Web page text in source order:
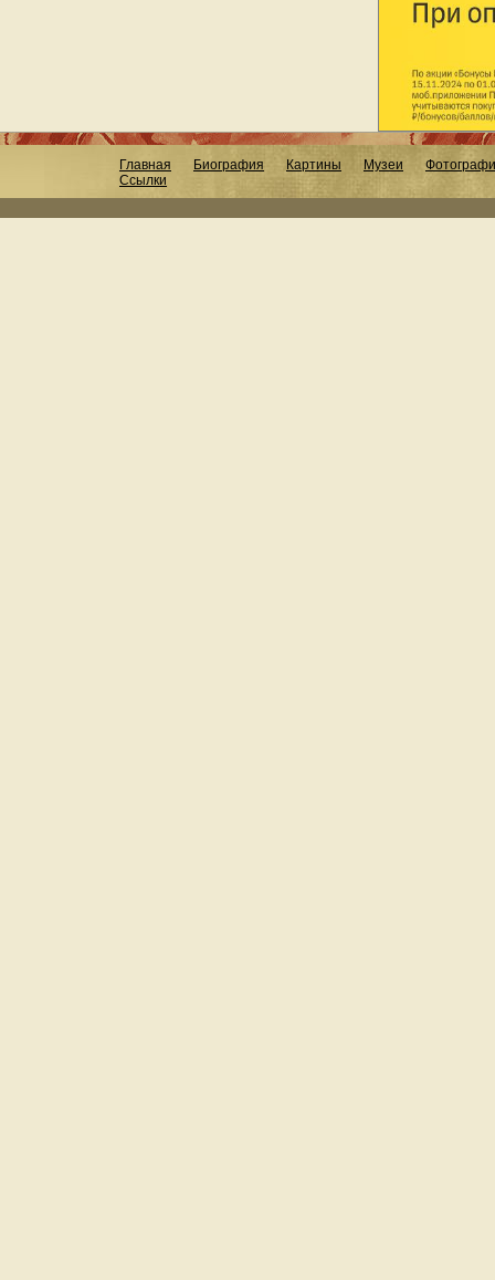
Главная Биография Картины Музеи
Ссылки